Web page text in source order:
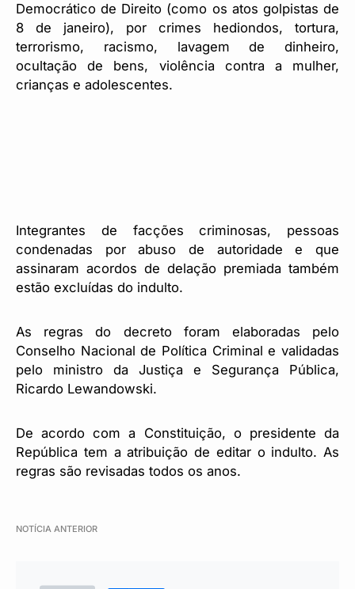
Democrático de Direito (como os atos golpistas de
8 de janeiro), por crimes hediondos, tortura,
terrorismo, racismo, lavagem de dinheiro,
ocultação de bens, violência contra a mulher,
crianças e adolescentes.
Integrantes de facções criminosas, pessoas
condenadas por abuso de autoridade e que
assinaram acordos de delação premiada também
estão excluídas do indulto.
As regras do decreto foram elaboradas pelo
Conselho Nacional de Política Criminal e validadas
pelo ministro da Justiça e Segurança Pública,
Ricardo Lewandowski.
De acordo com a Constituição, o presidente da
República tem a atribuição de editar o indulto. As
regras são revisadas todos os anos.
NOTÍCIA ANTERIOR